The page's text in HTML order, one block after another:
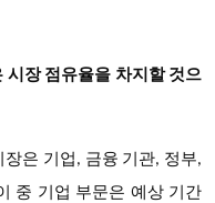
시장 점유율을 차지할 것으
은 기업, 금융 기관, 정부,
중 기업 부문은 예상 기간